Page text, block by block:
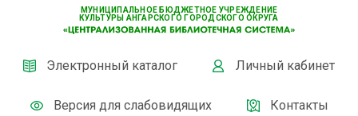
МУНИЦИПАЛЬНОЕ БЮДЖЕТНОЕ УЧРЕЖДЕНИЕ
КУЛЬТУРЫ АНГАРСКОГО ГОРОДСКОГО ОКРУГА
Электронный каталог Личный кабинет
Версия для слабовидящих Контакты